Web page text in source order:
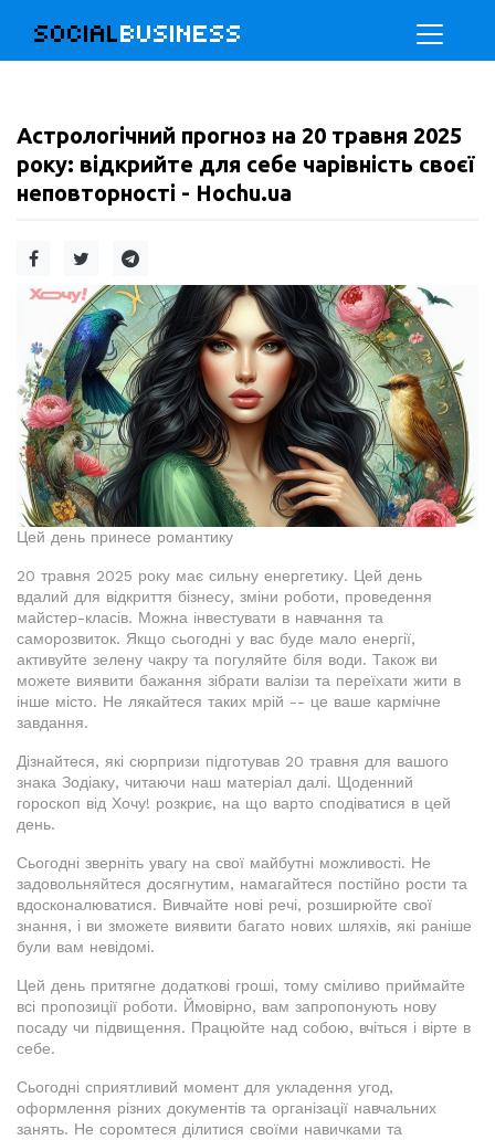
SOCIALBUSINESS
Астрологічний прогноз на 20 травня 2025
року: відкрийте для себе чарівність своєї
неповторності - Hochu.ua
Цей день принесе романтику
20 травня 2025 року має сильну енергетику. Цей день
вдалий для відкриття бізнесу, зміни роботи, проведення
майстер-класів. Можна інвестувати в навчання та
саморозвиток. Якщо сьогодні у вас буде мало енергії,
активуйте зелену чакру та погуляйте біля води. Також ви
можете виявити бажання зібрати валізи та переїхати жити в
інше місто. Не лякайтеся таких мрій -- це ваше кармічне
завдання.
Дізнайтеся, які сюрпризи підготував 20 травня для вашого
знака Зодіаку, читаючи наш матеріал далі. Щоденний
гороскоп від Хочу! розкриє, на що варто сподіватися в цей
день.
Сьогодні зверніть увагу на свої майбутні можливості. Не
задовольняйтеся досягнутим, намагайтеся постійно рости та
вдосконалюватися. Вивчайте нові речі, розширюйте свої
знання, і ви зможете виявити багато нових шляхів, які раніше
були вам невідомі.
Цей день притягне додаткові гроші, тому сміливо приймайте
всі пропозиції роботи. Ймовірно, вам запропонують нову
посаду чи підвищення. Працюйте над собою, вчіться і вірте в
себе.
Сьогодні сприятливий момент для укладення угод,
оформлення різних документів та організації навчальних
занять. Не соромтеся ділитися своїми навичками та